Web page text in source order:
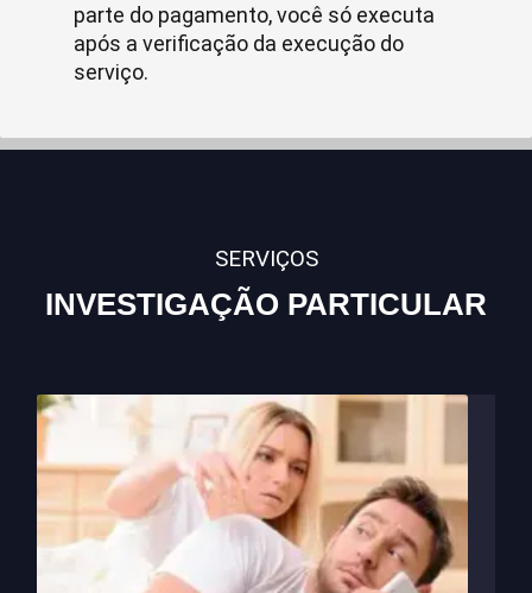
parte do pagamento, você só executa
após a verificação da execução do
serviço.
SERVIÇOS
INVESTIGAÇÃO PARTICULAR